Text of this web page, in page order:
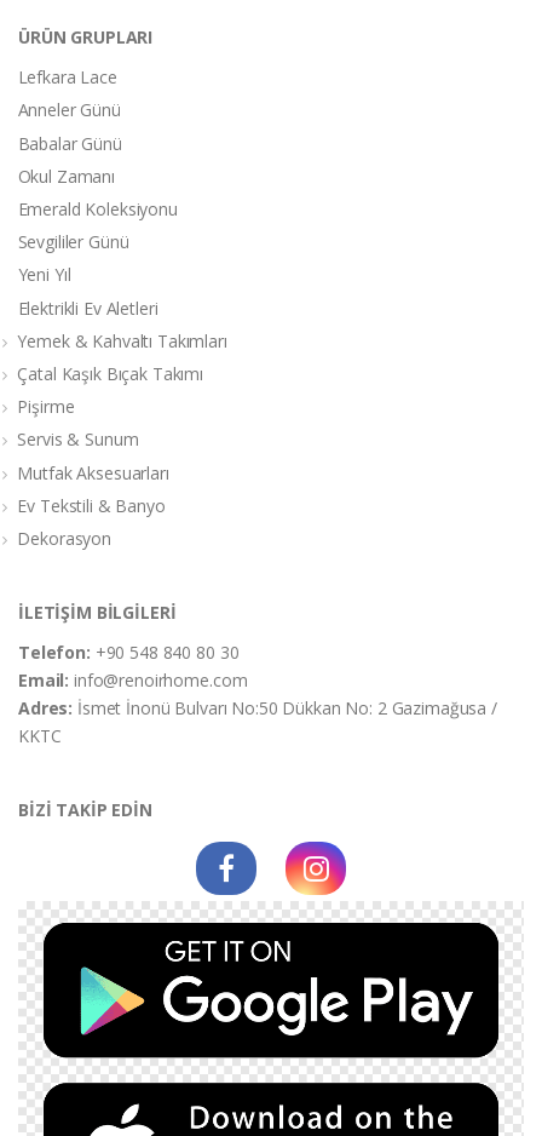
ÜRÜN GRUPLARI
Lefkara Lace
Anneler Günü
Babalar Günü
Okul Zamanı
Emerald Koleksiyonu
Sevgililer Günü
Yeni Yıl
Elektrikli Ev Aletleri
Yemek & Kahvaltı Takımları
Çatal Kaşık Bıçak Takımı
Pişirme
Servis & Sunum
Mutfak Aksesuarları
Ev Tekstili & Banyo
Dekorasyon
İLETİŞİM BİLGİLERİ
Telefon: +90 548 840 80 30
Email:info@renoirhome.com
Adres: İsmet İnonü Bulvarı No:50 Dükkan No: 2 Gazimağusa /
KKTC
BİZİ TAKİP EDİN